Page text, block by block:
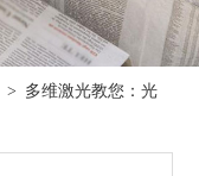
> 多维激光教您：光